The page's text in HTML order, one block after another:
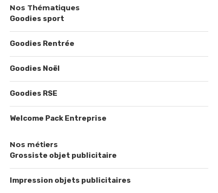
Nos Thématiques
Goodies sport
Goodies Rentrée
Goodies Noël
Goodies RSE
Welcome Pack Entreprise
Nos métiers
Grossiste objet publicitaire
Impression objets publicitaires